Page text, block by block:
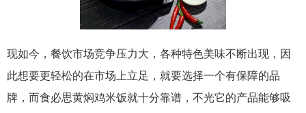
现如今，餐饮市场竞争压力大，各种特色美味不断出现，因
此想要更轻松的在市场上立足，就要选择一个有保障的品
牌，而食必思黄焖鸡米饭就十分靠谱，不光它的产品能够吸